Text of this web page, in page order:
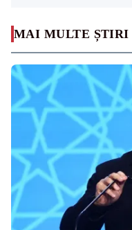
MAI MULTE ȘTIRI